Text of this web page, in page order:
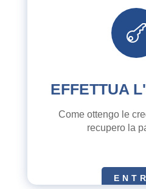

EFFETTUA
Come ottengo le
recupero la